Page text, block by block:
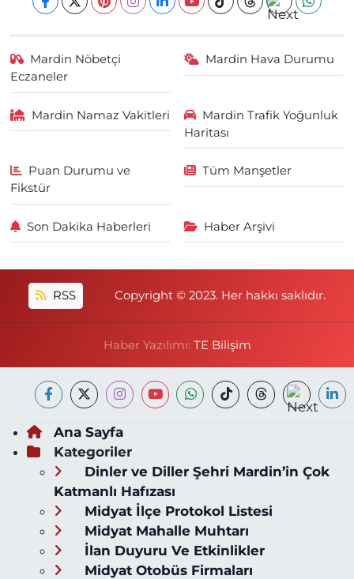
Mardin Nöbetçi
Eczaneler
Mardin Hava Durumu
Mardin Namaz Vakitleri
Mardin Trafik Yoğunluk
Haritası
Puan Durumu ve
Fikstür
Tüm Manşetler
Son Dakika Haberleri Haber Arşivi
RSS Copyright © 2023. Her hakkı saklıdır.
Haber Yazılımı: TE Bilişim
Ana Sayfa
Kategoriler
Dinler ve Diller Şehri Mardin’in Çok
Katmanlı Hafızası
Midyat İlçe Protokol Listesi
Midyat Mahalle Muhtarı
İlan Duyuru Ve Etkinlikler
Midyat Otobüs Firmaları